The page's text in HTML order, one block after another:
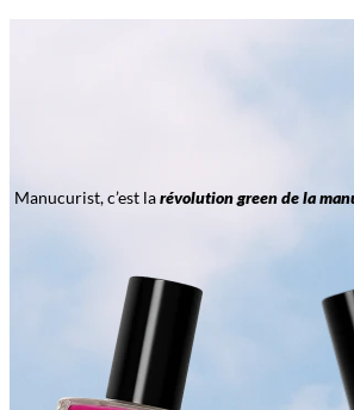
Manucurist, c’est larévolution green de la